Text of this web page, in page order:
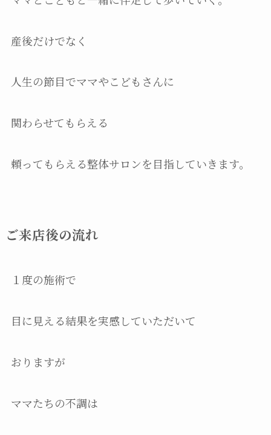
産後だけでなく
人生の節目でママやこどもさんに
関わらせてもらえる
頼ってもらえる整体サロンを目指していきます。
ご来店後の流れ
１度の施術で
目に見える結果を実感していただいて
おりますが
ママたちの不調は